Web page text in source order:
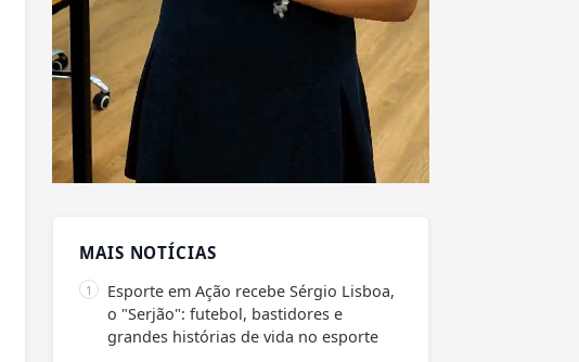
MAIS NOTÍCIAS
Esporte em Ação recebe Sérgio Lisboa,
o "Serjão": futebol, bastidores e
grandes histórias de vida no esporte